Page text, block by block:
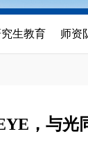
生教育 师资
，与光